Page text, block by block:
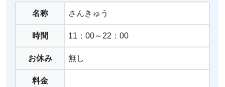
名称 さんきゅう
時間 11：00～22：00
お休み 無し
料金